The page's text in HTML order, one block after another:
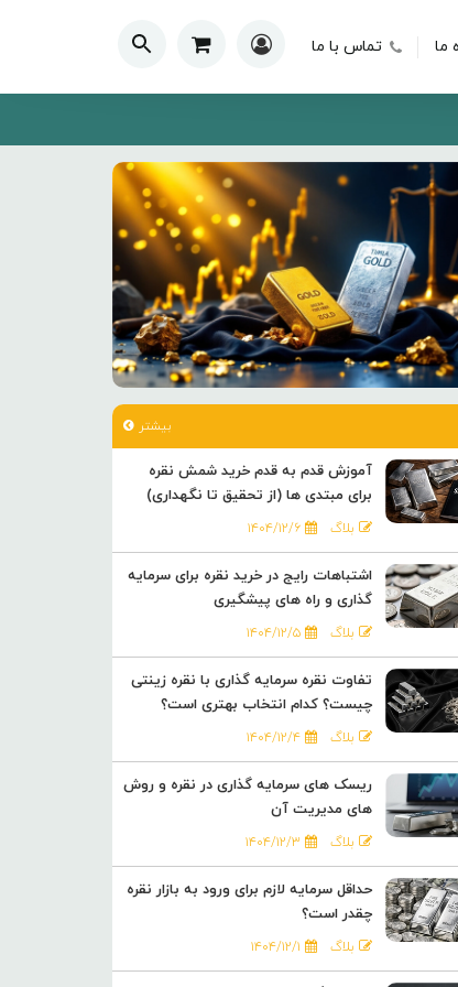
ما تماس با ما
بیشتر
آموزش قدم به قدم خرید شمش نقره
برای مبتدی ها (از تحقیق تا نگهداری)
بلاگ ۱۴۰۴/۱۲/۶
اشتباهات رایج در خرید نقره برای سرمایه
گذاری و راه های پیشگیری
بلاگ ۱۴۰۴/۱۲/۵
تفاوت نقره سرمایه گذاری با نقره زینتی
چیست؟ کدام انتخاب بهتری است؟
بلاگ ۱۴۰۴/۱۲/۴
ریسک های سرمایه گذاری در نقره و روش
های مدیریت آن
بلاگ ۱۴۰۴/۱۲/۳
حداقل سرمایه لازم برای ورود به بازار نقره
چقدر است؟
بلاگ ۱۴۰۴/۱۲/۱